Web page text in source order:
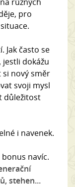
různých
pro
Jak často se
jestli dokážu
si nový směr
svoji mysl
důležitost
i navenek.
navíc.
stehen...